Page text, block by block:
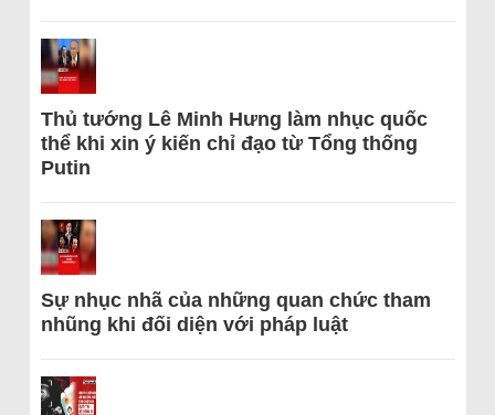
Thủ tướng Lê Minh Hưng làm nhục quốc
thể khi xin ý kiến chỉ đạo từ Tổng thống
Putin
Sự nhục nhã của những quan chức tham
nhũng khi đối diện với pháp luật